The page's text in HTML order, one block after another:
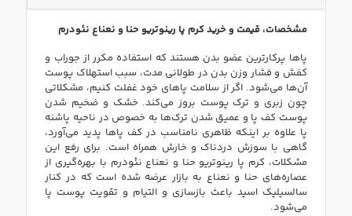
مشخصات، قیمت و خرید کرم پا رینوتریو حنا و نعناع نئودرم
پاها پرکارترین عضو بدن هستند که استفاده مکرر از جوراب و
کفش و فشار وزن بدن در طولانی مدت، سبب استهلاک پوست
آن‌ها می‌شود. اگر از سلامت پاهای خود غفلت کنیم، مشکلاتی
چون زبری و ترک پوست بروز می‌کند. خشک و ضخیم شدن
پوست کف پا و عمیق شدن ترک‌ها به خصوص در ناحیه پاشنه
پا علاوه بر اینکه ظاهری نامناسب در کف پاها پدید می‌آورد،
گاهی با سوزش دردناک و خارش همراه است. برای رفع این
مشکلات، کرم پا رینوتریو حنا و نعناع نئودرم با بهره‌گیری از
عصاره‌های حنا و نعناع به بازار عرضه شده‌‌ است که در کنار
سالسیلیک اسید باعث بازسازی و التیام و تقویت پوست پا
می‌شود.